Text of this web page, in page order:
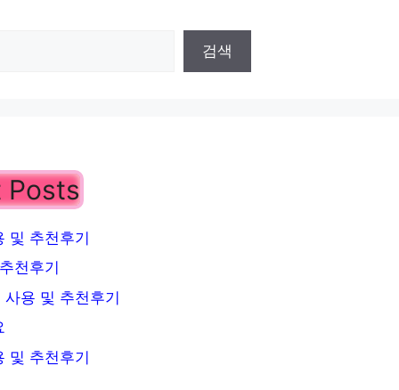
검색
Posts
및 추천후기
천후기
용 및 추천후기
및 추천후기